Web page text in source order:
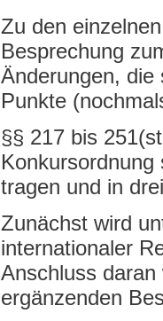
Zu den
Besprechung
Änderungen, die
Punkte
§§ 217 bis
tragen und in
Zunächst wird
internationaler
Anschluss
ergänzenden